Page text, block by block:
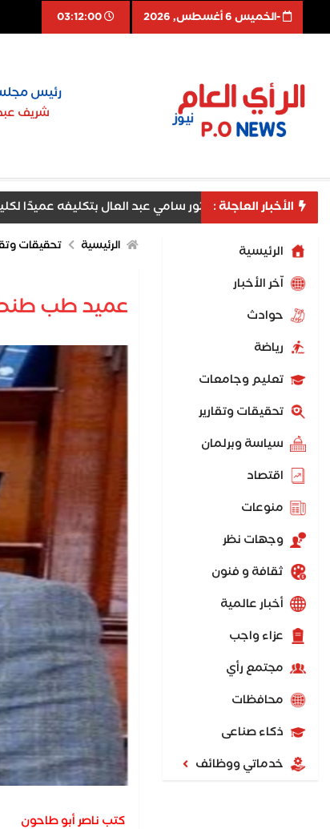
-الخميس 6 أغسطس, 2026 03:12:01
رئيس مجلس
شريف
الأخبار العاجلة :
يهنئ الدكتور سامي عبد العال بتكليفه عميدًا لكلية
الرئيسية
اّخر الأخبار
حوادث
رياضة
تعليم وجامعات
تحقيقات وتقارير
سياسة وبرلمان
اقتصاد
منوعات
وجهات نظر
ثقافة و فنون
أخبار عالمية
عزاء واجب
مجتمع رأي
محافظات
ذكاء صناعى
خدماتي ووظائف
الرئيسية تحقيقات
عميد طب
كتب ناصر أبو طاحون